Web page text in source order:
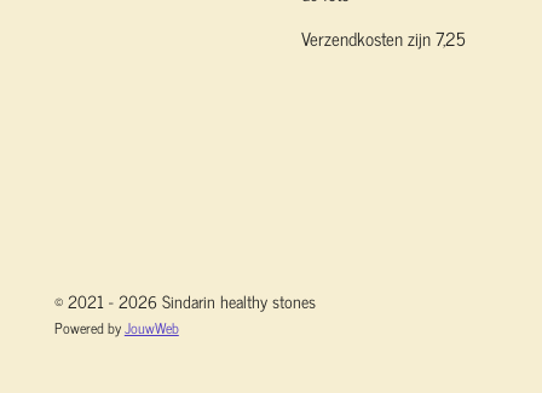
Verzendkosten zijn 7,25
© 2021 - 2026 Sindarin healthy stones
Powered byJouwWeb